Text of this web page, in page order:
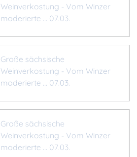
Weinverkostung - Vom Winzer
moderierte ... 07.03.
Große sächsische
Weinverkostung - Vom Winzer
moderierte ... 07.03.
Große sächsische
Weinverkostung - Vom Winzer
moderierte ... 07.03.